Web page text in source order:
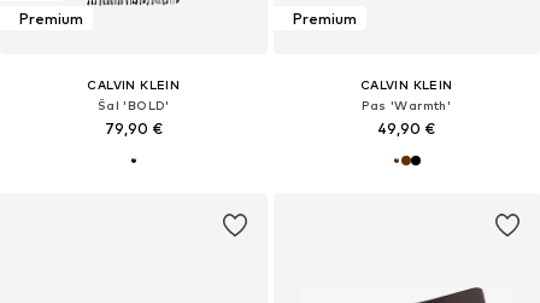
Premium
CALVIN KLEIN
Šal 'BOLD'
79,90 €
Premium
CALVIN KLEIN
Pas 'Warmth'
49,90 €